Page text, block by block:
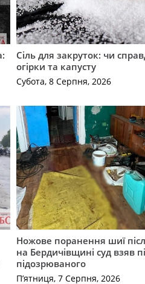
Сіль для закруток: чи
огірки та капусту
Субота, 8 Серпня, 2026
Ножове поранення шиї
на Бердичівщині суд взяв
підозрюваного
П’ятниця, 7 Серпня, 2026